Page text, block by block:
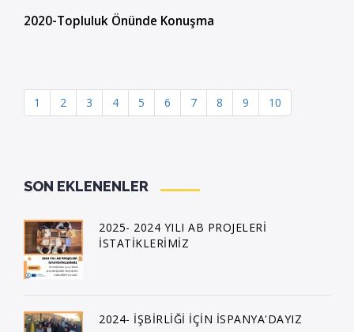
2020-Topluluk Önünde Konuşma
1 2 3 4 5 6 7 8 9 10
SON EKLENENLER
2025- 2024 YILI AB PROJELERİ
İSTATİKLERİMİZ
2024- İŞBİRLİĞİ İÇİN İSPANYA'DAYIZ